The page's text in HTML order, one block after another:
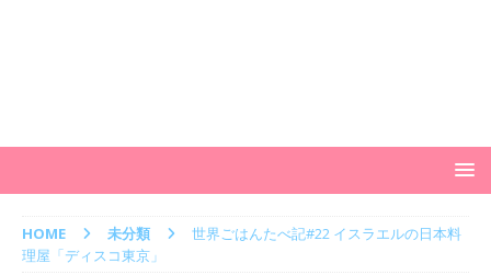
HOME 未分類
世界ごはんたべ記#22 イスラエルの日本料
理屋「ディスコ東京」